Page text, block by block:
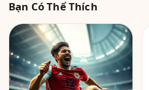
Bạn Có Thể Thích